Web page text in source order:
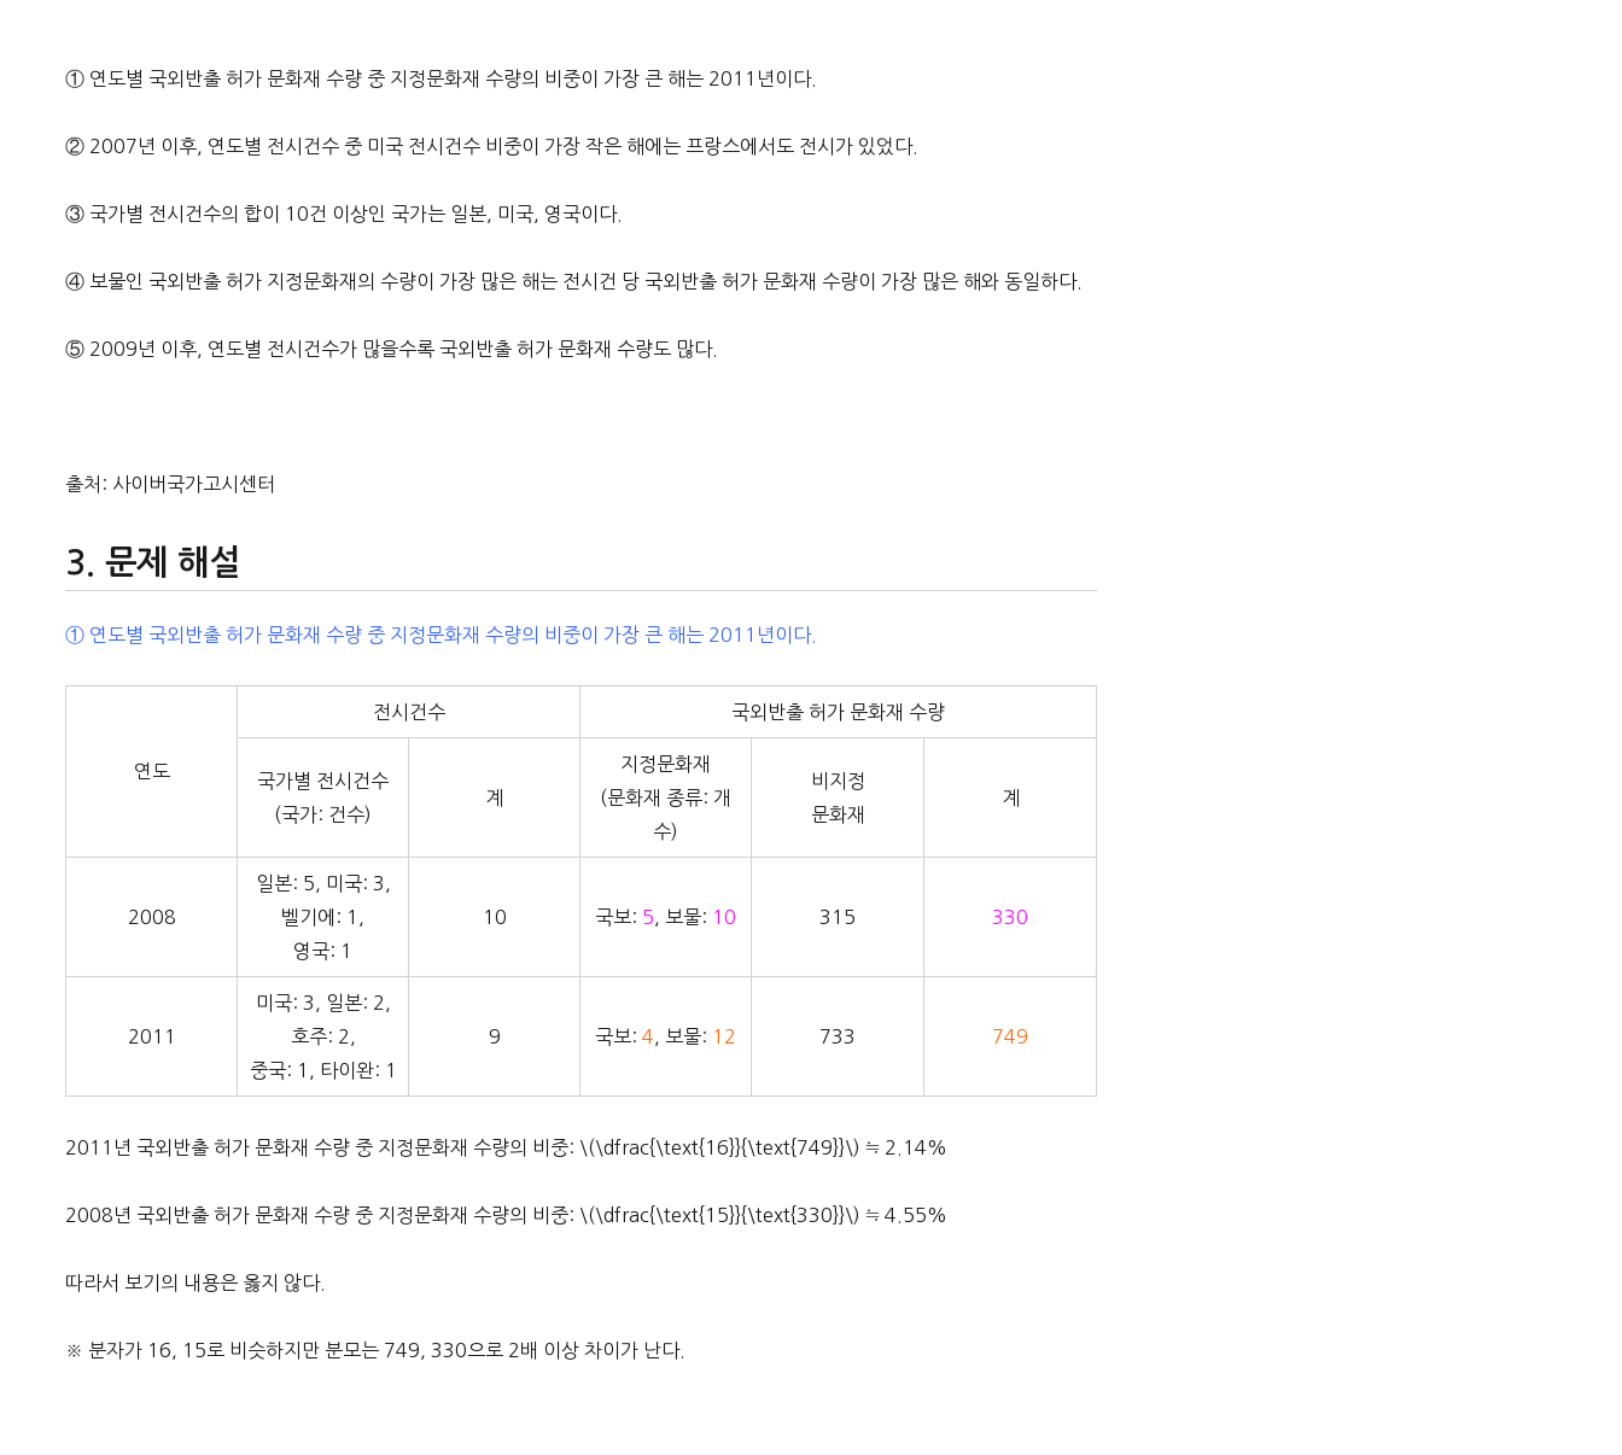
① 연도별 국외반출 허가 문화재 수량 중 지정문화재 수량의 비중이 가장 큰 해는 2011년이다.
② 2007년 이후, 연도별 전시건수 중 미국 전시건수 비중이 가장 작은 해에는 프랑스에서도 전시가 있었다.
③ 국가별 전시건수의 합이 10건 이상인 국가는 일본, 미국, 영국이다.
④ 보물인 국외반출 허가 지정문화재의 수량이 가장 많은 해는 전시건 당 국외반출 허가 문화재 수량이 가장 많은 해와 동일하다.
⑤ 2009년 이후, 연도별 전시건수가 많을수록 국외반출 허가 문화재 수량도 많다.
출처: 사이버국가고시센터
문제 해설
① 연도별 국외반출 허가 문화재 수량 중 지정문화재 수량의 비중이 가장 큰 해는 2011년이다.
연도
전시건수 국외반출 허가 문화재 수량
국가별 전시건수
(국가: 건수)
계
지정문화재
(문화재 종류: 개
수)
비지정
문화재
계
2008
일본: 5, 미국: 3,
벨기에: 1,
영국: 1
10 국보: 5 , 보물: 10 315 330
2011
미국: 3, 일본: 2,
호주: 2,
중국: 1, 타이완: 1
9 국보:4 , 보물: 12 733 749
2011년 국외반출 허가 문화재 수량 중 지정문화재 수량의 비중: \(\dfrac{\text{16}}{\text{749}}\) ≒ 2.14%
2008년 국외반출 허가 문화재 수량 중 지정문화재 수량의 비중: \(\dfrac{\text{15}}{\text{330}}\) ≒ 4.55%
따라서 보기의 내용은 옳지 않다.
※ 분자가 16, 15로 비슷하지만 분모는 749, 330으로 2배 이상 차이가 난다.